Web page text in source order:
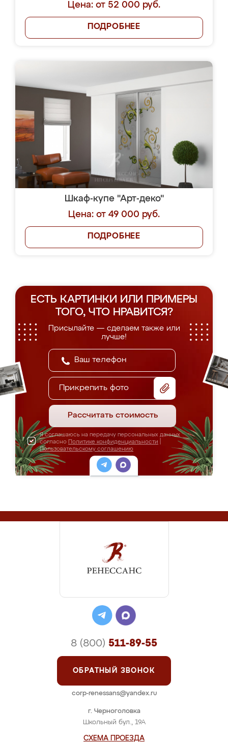
Цена: от 52 000 руб.
ПОДРОБНЕЕ
Шкаф-купе "Арт-деко"
Цена: от 49 000 руб.
ПОДРОБНЕЕ
ЕСТЬ КАРТИНКИ ИЛИ ПРИМЕРЫ
ТОГО, ЧТО НРАВИТСЯ?
Присылайте — сделаем также или
лучше!
Прикрепить фото
Рассчитать стоимость
Я соглашаюсь на передачу персональных данных
согласно Политике конфиденциальности
Пользовательскому соглашению
г. Черноголовка
Школьный бул., 19А
СХЕМА ПРОЕЗДА
8 (800) 511-89-55
ОБРАТНЫЙ ЗВОНОК
corp-renessans@yandex.ru